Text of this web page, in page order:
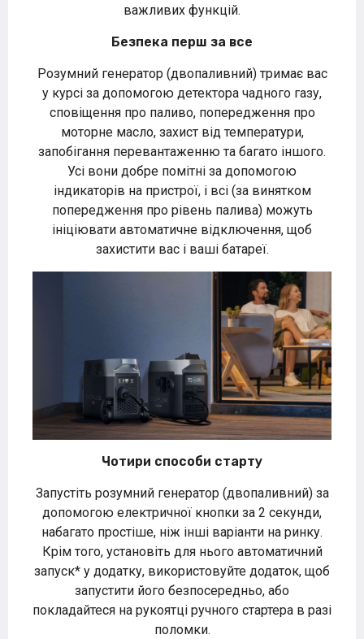
важливих функцій.
Безпека перш за все
Розумний генератор (двопаливний) тримає вас
у курсі за допомогою детектора чадного газу,
сповіщення про паливо, попередження про
моторне масло, захист від температури,
запобігання перевантаженню та багато іншого.
Усі вони добре помітні за допомогою
індикаторів на пристрої, і всі (за винятком
попередження про рівень палива) можуть
ініціювати автоматичне відключення, щоб
захистити вас і ваші батареї.
Чотири способи старту
Запустіть розумний генератор (двопаливний) за
допомогою електричної кнопки за 2 секунди,
набагато простіше, ніж інші варіанти на ринку.
Крім того, установіть для нього автоматичний
запуск* у додатку, використовуйте додаток, щоб
запустити його безпосередньо, або
покладайтеся на рукоятці ручного стартера в разі
поломки.